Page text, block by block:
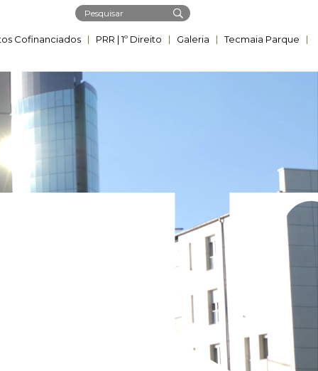
Cofinanciados PRR | ​1º Direito Galeria Tecmaia Parque